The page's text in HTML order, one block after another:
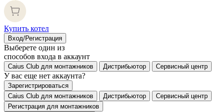
Купить котел
Вход/Регистрация
Выберете один из
способов входа в аккаунт
Caius Club для монтажников Дистрибьютор Сервисный центр
У вас еще нет аккаунта?
Зарегистрироваться
Caius Club для монтажников
Дистрибьютор
Сервисный центр
Регистрация для монтажников